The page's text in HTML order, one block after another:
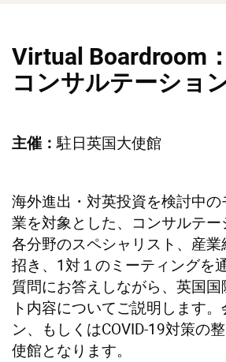
Virtual Boardroom
コンサルテーショ
主催：駐日英国大使館
海外進出・対英投資を検討中
業を対象とした、コンサルテー
各分野のスペシャリスト、産
招き、1対１のミーティングを
質問にお答えしながら、英国
ト内容についてご説明します
ン、もしくはCOVID-19対策の
使館となります。